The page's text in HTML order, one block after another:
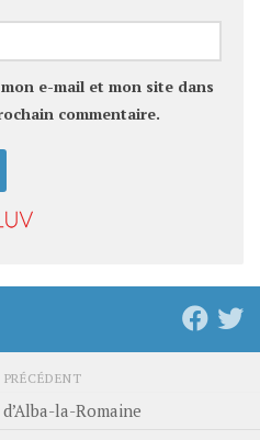
e-mail et mon site dans
commentaire.
la-Romaine